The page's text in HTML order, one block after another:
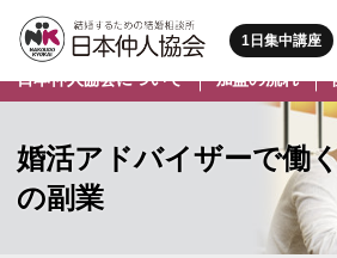
1日集中講座
日本仲人協会について 加盟の流れ
婚活アドバイザーで働
の副業